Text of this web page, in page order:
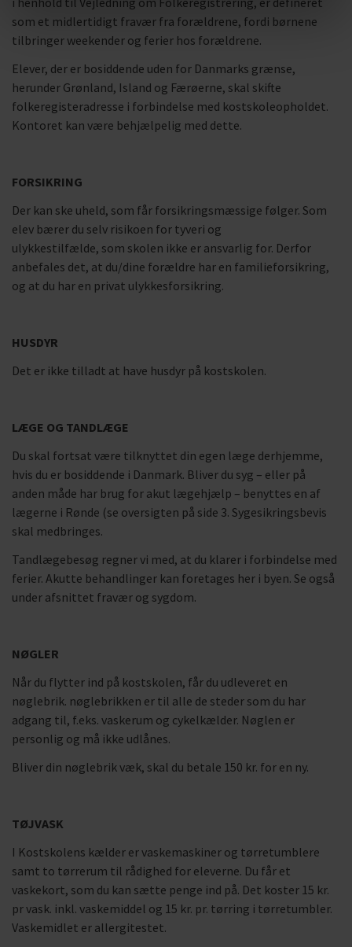
som et midlertidigt fravær fra forældrene, fordi børnene
tilbringer weekender og ferier hos forældrene.
Elever, der er bosiddende uden for Danmarks grænse,
herunder Grønland, Island og Færøerne, skal skifte
folkeregisteradresse i forbindelse med kostskoleopholdet.
Kontoret kan være behjælpelig med dette.
FORSIKRING
Der kan ske uheld, som får forsikringsmæssige følger. Som
elev bærer du selv risikoen for tyveri og
ulykkestilfælde, som skolen ikke er ansvarlig for. Derfor
anbefales det, at du/dine forældre har en familieforsikring,
og at du har en privat ulykkesforsikring.
HUSDYR
Det er ikke tilladt at have husdyr på kostskolen.
LÆGE OG TANDLÆGE
Du skal fortsat være tilknyttet din egen læge derhjemme,
hvis du er bosiddende i Danmark. Bliver du syg – eller på
anden måde har brug for akut lægehjælp – benyttes en af
lægerne i Rønde (se oversigten på side 3. Sygesikringsbevis
skal medbringes.
Tandlægebesøg regner vi med, at du klarer i forbindelse med
ferier. Akutte behandlinger kan foretages her i byen. Se også
under afsnittet fravær og sygdom.
NØGLER
Når du flytter ind på kostskolen, får du udleveret en
nøglebrik. nøglebrikken er til alle de steder som du har
adgang til, f.eks. vaskerum og cykelkælder. Nøglen er
personlig og må ikke udlånes.
Bliver din nøglebrik væk, skal du betale 150 kr. for en ny.
TØJVASK
I Kostskolens kælder er vaskemaskiner og tørretumblere
samt to tørrerum til rådighed for eleverne. Du får et
vaskekort, som du kan sætte penge ind på. Det koster 15 kr.
pr vask. inkl. vaskemiddel og 15 kr. pr. tørring i tørretumbler.
Vaskemidlet er allergitestet.